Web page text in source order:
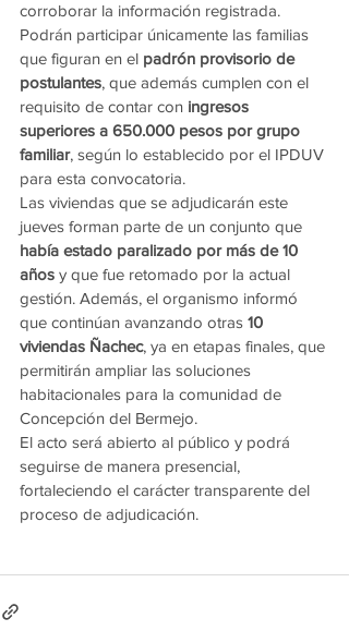
corroborar la información registrada.
Podrán participar únicamente las familias
que figuran en el padrón provisorio de
postulantes, que además cumplen con el
requisito de contar con ingresos
superiores a 650.000 pesos por grupo
familiar, según lo establecido por el IPDUV
para esta convocatoria.
Las viviendas que se adjudicarán este
jueves forman parte de un conjunto que
había estado paralizado por más de 10
años y que fue retomado por la actual
gestión. Además, el organismo informó
que continúan avanzando otras 10
viviendas Ñachec, ya en etapas finales, que
permitirán ampliar las soluciones
habitacionales para la comunidad de
Concepción del Bermejo.
El acto será abierto al público y podrá
seguirse de manera presencial,
fortaleciendo el carácter transparente del
proceso de adjudicación.